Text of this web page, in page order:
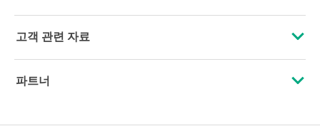
기업의 책임
HPE Labs
소프트웨어 및 드라이버
보증 확인
행사
고객 관련 자료
문의하기
파트너